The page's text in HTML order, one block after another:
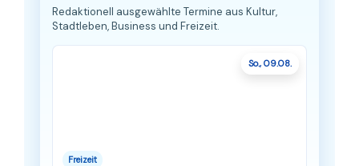
Redaktionell ausgewählte Termine aus Kultur,
Stadtleben, Business und Freizeit.
So., 09.08.
Freizeit